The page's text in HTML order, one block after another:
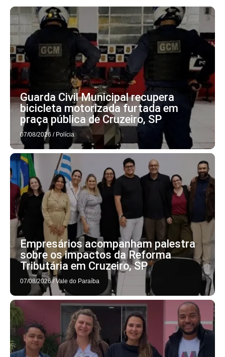
Guarda Civil Municipal recupera
bicicleta motorizada furtada em
praça pública de Cruzeiro, SP
07/08/2026 / Polícia
Empresários acompanham palestra
sobre os impactos da Reforma
Tributária em Cruzeiro, SP
07/08/2026 / Vale do Paraíba